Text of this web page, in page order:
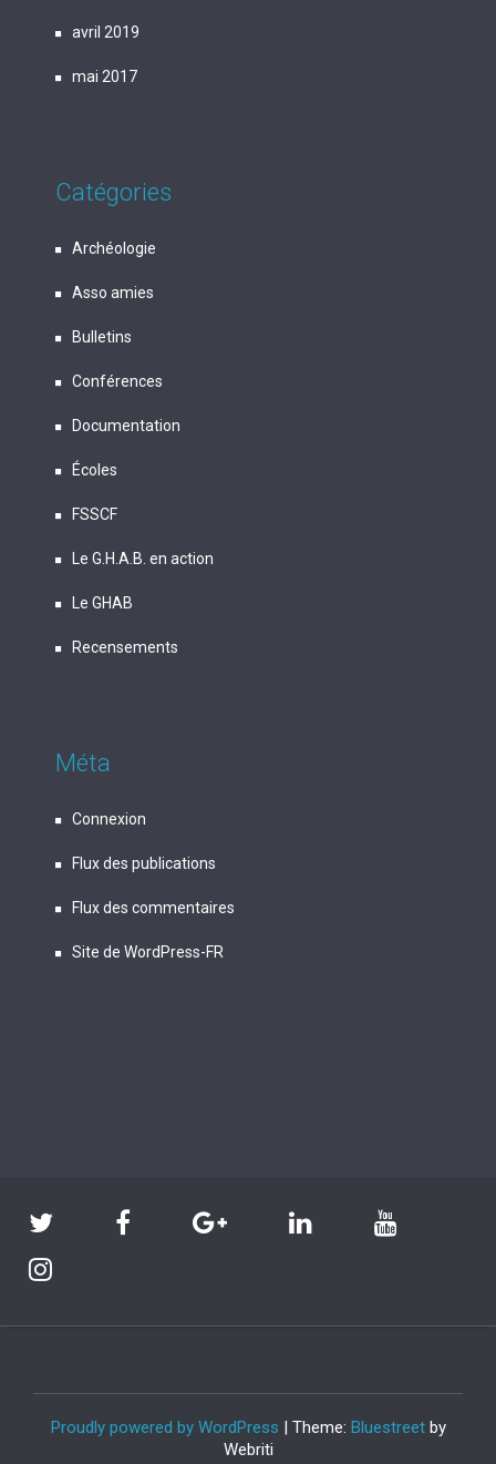
avril 2019
mai 2017
Catégories
Archéologie
Asso amies
Bulletins
Conférences
Documentation
Écoles
FSSCF
Le G.H.A.B. en action
Le GHAB
Recensements
Méta
Connexion
Flux des publications
Flux des commentaires
Site de WordPress-FR
Proudly powered by WordPress | Theme: Bluestreetby
Webriti